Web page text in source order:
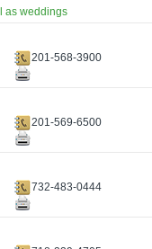
as weddings
201-568-3900
201-569-6500
732-483-0444